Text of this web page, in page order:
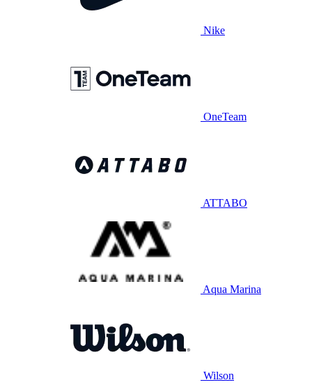
Nike
OneTeam
ATTABO
Aqua Marina
Wilson